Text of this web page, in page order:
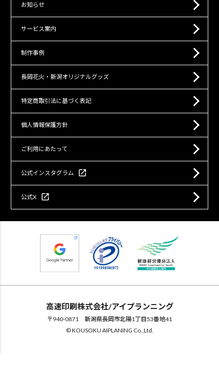
お知らせ
サービス案内
制作事例
長岡花火・新潟オリジナルグッズ
特定商取引法に基づく表記
個人情報保護方針
ご利用にあたって
公式インスタグラム open_in_new
公式X open_in_new
高速印刷株式会社/アイプランニング
〒940-0871 新潟県長岡市北陽1丁目53番地41
© KOUSOKU AIPLANING Co.,Ltd.